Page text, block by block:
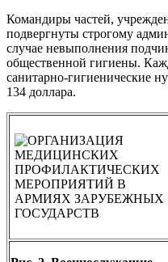
Командиры частей,
подвергнуты строгому
случае невыполнения
общественной гигиены.
санитарно-гигиенические
134 доллара.